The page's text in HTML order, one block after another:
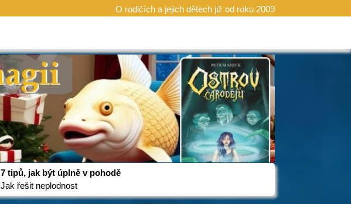
O rodičích a jejich dětech již od roku 2009
7 tipů, jak být úplně v pohodě
Jak řešit neplodnost